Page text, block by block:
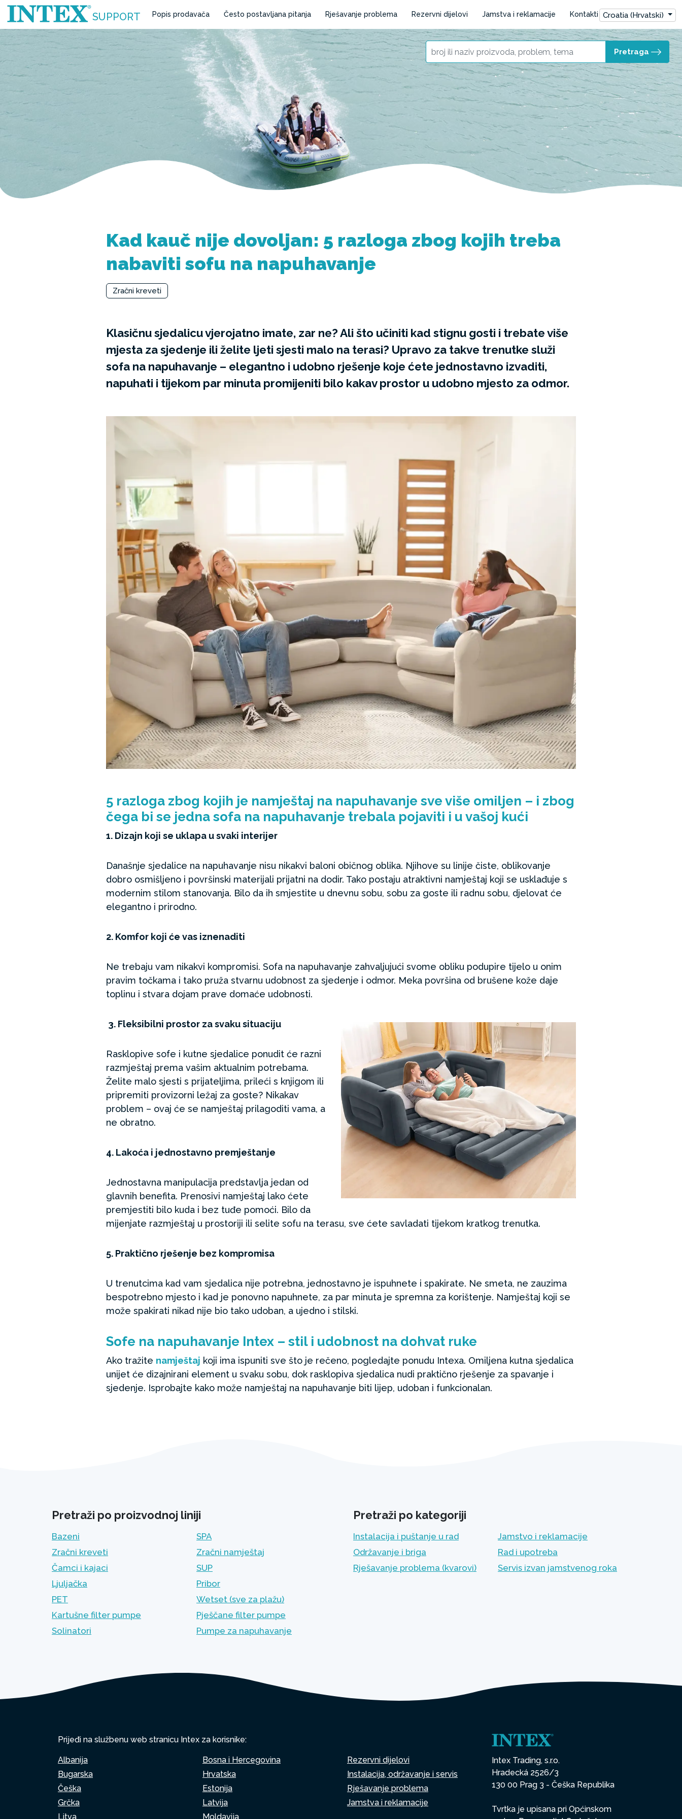
SUPPORT Popis prodavača Često postavljana pitanja Rješavanje problema Rezervni dijelovi Jamstva i reklamacije Kontakti Croatia (Hrvatski)
Pretraga
Kad kauč nije dovoljan: 5 razloga zbog kojih treba
nabaviti sofu na napuhavanje
Zračni kreveti
Klasičnu sjedalicu vjerojatno imate, zar ne? Ali što učiniti kad stignu gosti i trebate više
mjesta za sjedenje ili želite ljeti sjesti malo na terasi? Upravo za takve trenutke služi
sofa na napuhavanje – elegantno i udobno rješenje koje ćete jednostavno izvaditi,
napuhati i tijekom par minuta promijeniti bilo kakav prostor u udobno mjesto za odmor.
5 razloga zbog kojih je namještaj na napuhavanje sve više omiljen – i zbog
čega bi se jedna sofa na napuhavanje trebala pojaviti i u vašoj kući
1. Dizajn koji se uklapa u svaki interijer
Današnje sjedalice na napuhavanje nisu nikakvi baloni običnog oblika. Njihove su linije čiste, oblikovanje
dobro osmišljeno i površinski materijali prijatni na dodir. Tako postaju atraktivni namještaj koji se usklađuje s
modernim stilom stanovanja. Bilo da ih smjestite u dnevnu sobu, sobu za goste ili radnu sobu, djelovat će
elegantno i prirodno.
2. Komfor koji će vas iznenaditi
Ne trebaju vam nikakvi kompromisi. Sofa na napuhavanje zahvaljujući svome obliku podupire tijelo u onim
pravim točkama i tako pruža stvarnu udobnost za sjedenje i odmor. Meka površina od brušene kože daje
toplinu i stvara dojam prave domaće udobnosti.
3. Fleksibilni prostor za svaku situaciju
Rasklopive sofe i kutne sjedalice ponudit će razni
razmještaj prema vašim aktualnim potrebama.
Želite malo sjesti s prijateljima, prileći s knjigom ili
pripremiti provizorni ležaj za goste? Nikakav
problem – ovaj će se namještaj prilagoditi vama, a
ne obratno.
4. Lakoća i jednostavno premještanje
Jednostavna manipulacija predstavlja jedan od
glavnih benefita. Prenosivi namještaj lako ćete
premjestiti bilo kuda i bez tuđe pomoći. Bilo da
mijenjate razmještaj u prostoriji ili selite sofu na terasu, sve ćete savladati tijekom kratkog trenutka.
5. Praktično rješenje bez kompromisa
U trenutcima kad vam sjedalica nije potrebna, jednostavno je ispuhnete i spakirate. Ne smeta, ne zauzima
bespotrebno mjesto i kad je ponovno napuhnete, za par minuta je spremna za korištenje. Namještaj koji se
može spakirati nikad nije bio tako udoban, a ujedno i stilski.
Sofe na napuhavanje Intex – stil i udobnost na dohvat ruke
Ako tražite namještaj koji ima ispuniti sve što je rečeno, pogledajte ponudu Intexa. Omiljena kutna sjedalica
unijet će dizajnirani element u svaku sobu, dok rasklopiva sjedalica nudi praktično rješenje za spavanje i
sjedenje. Isprobajte kako može namještaj na napuhavanje biti lijep, udoban i funkcionalan.
Pretraži po proizvodnoj liniji
Bazeni
SPA
Zračni kreveti
Zračni namještaj
Čamci i kajaci
SUP
Ljuljačka
Pribor
PET
Wetset (sve za plažu)
Kartušne filter pumpe
Pješčane filter pumpe
Solinatori
Pumpe za napuhavanje
Pretraži po kategoriji
Instalacija i puštanje u rad
Jamstvo i reklamacije
Održavanje i briga
Rad i upotreba
Rješavanje problema (kvarovi)
Servis izvan jamstvenog roka
Prijeđi na službenu web stranicu Intex za korisnike:
Albanija
Bosna i Hercegovina
Bugarska
Hrvatska
Češka
Estonija
Grčka
Latvija
Litva
Moldavija
Rezervni dijelovi
Instalacija, održavanje i servis
Rješavanje problema
Jamstva i reklamacije
Intex Trading, s.r.o.
Hradecká 2526/3
130 00 Prag 3 - Češka Republika
Tvrtka je upisana pri Općinskom